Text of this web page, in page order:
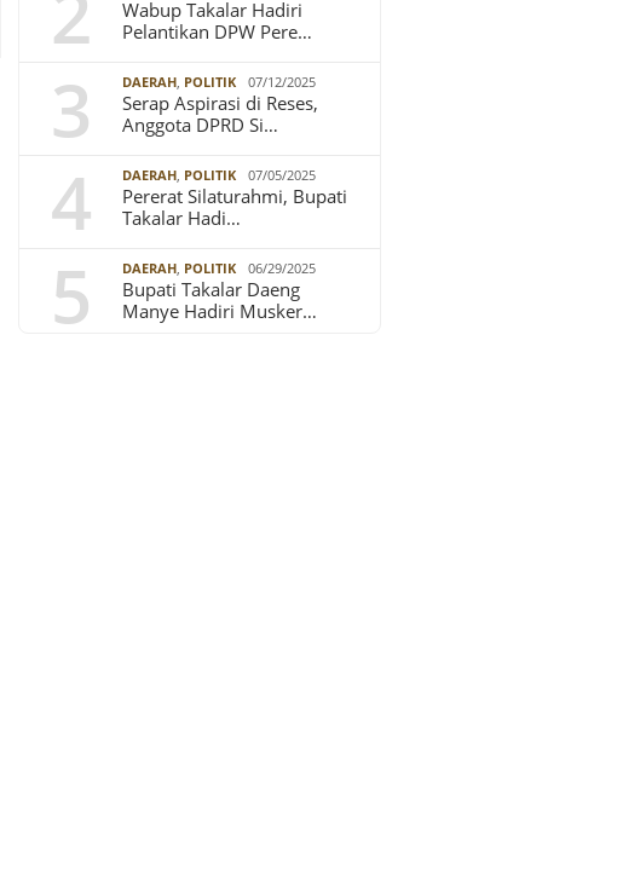
Wabup Takalar Hadiri
Pelantikan DPW Pere…
3 DAERAH, POLITIK 07/12/2025
Serap Aspirasi di Reses,
Anggota DPRD Si…
4 DAERAH, POLITIK 07/05/2025
Pererat Silaturahmi, Bupati
Takalar Hadi…
5 DAERAH, POLITIK 06/29/2025
Bupati Takalar Daeng
Manye Hadiri Musker…